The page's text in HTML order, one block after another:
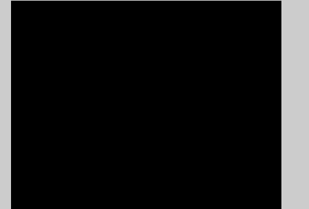
पुलिसकर्मी निलंबित
तोड़ा